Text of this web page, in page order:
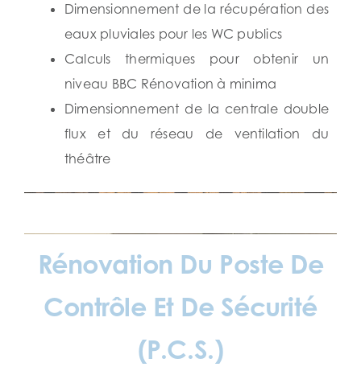
Dimensionnement de la récupération des
eaux pluviales pour les WC publics
Calculs thermiques pour obtenir un
niveau BBC Rénovation à minima
Dimensionnement de la centrale double
flux et du réseau de ventilation du
théâtre
Rénovation Du Poste De
Contrôle Et De Sécurité
(P.C.S.)